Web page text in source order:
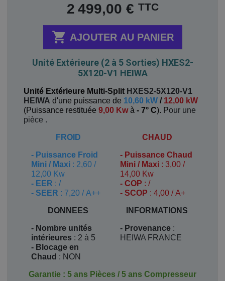
2 499,00 € TTC
 AJOUTER AU PANIER
Unité Extérieure (2 à 5 Sorties) HXES2-
5X120-V1 HEIWA
Unité Extérieure Multi-Split HXES2-5X120-V1
HEIWA d'une puissance de 10,60 kW / 12,00 kW
(Puissance restituée 9,00 Kwà - 7° C). Pour une
pièce .
FROID
- Puissance Froid
Mini / Maxi : 2,60 /
12,00 Kw
- EER : /
- SEER : 7,20 / A++
CHAUD
- Puissance Chaud
Mini / Maxi : 3,00 /
14,00 Kw
- COP : /
- SCOP : 4,00 / A+
DONNEES
- Nombre unités
intérieures : 2 à 5
- Blocage en
Chaud : NON
INFORMATIONS
- Provenance :
HEIWA FRANCE
Garantie : 5 ans Pièces / 5 ans Compresseur